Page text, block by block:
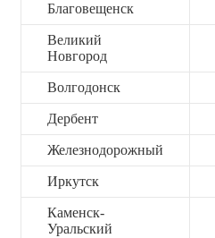
Благовещенск
Великий
Новгород
Волгодонск
Дербент
Железнодорожный
Иркутск
Каменск-
Уральский